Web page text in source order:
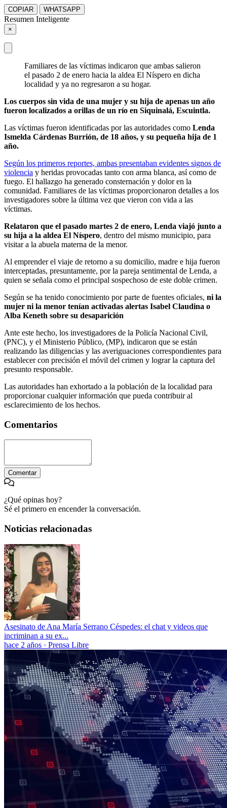
COPIAR WHATSAPP
Resumen Inteligente
×
Familiares de las víctimas indicaron que ambas salieron
el pasado 2 de enero hacia la aldea El Níspero en dicha
localidad y ya no regresaron a su hogar.
Los cuerpos sin vida de una mujer y su hija de apenas un año
fueron localizados a orillas de un río en Siquinalá, Escuintla.
Las víctimas fueron identificadas por las autoridades como Lenda
Ismelda Cárdenas Burrión, de 18 años, y su pequeña hija de 1
año.
Según los primeros reportes, ambas presentaban evidentes signos de
violencia y heridas provocadas tanto con arma blanca, así como de
fuego. El hallazgo ha generado consternación y dolor en la
comunidad. Familiares de las víctimas proporcionaron detalles a los
investigadores sobre la última vez que vieron con vida a las
víctimas.
Relataron que el pasado martes 2 de enero, Lenda viajó junto a
su hija a la aldea El Níspero, dentro del mismo municipio, para
visitar a la abuela materna de la menor.
Al emprender el viaje de retorno a su domicilio, madre e hija fueron
interceptadas, presuntamente, por la pareja sentimental de Lenda, a
quien se señala como el principal sospechoso de este doble crimen.
Según se ha tenido conocimiento por parte de fuentes oficiales, ni la
mujer ni la menor tenían activadas alertas Isabel Claudina o
Alba Keneth sobre su desaparición
Ante este hecho, los investigadores de la Policía Nacional Civil,
(PNC), y el Ministerio Público, (MP), indicaron que se están
realizando las diligencias y las averiguaciones correspondientes para
establecer con precisión el móvil del crimen y lograr la captura del
presunto responsable.
Las autoridades han exhortado a la población de la localidad para
proporcionar cualquier información que pueda contribuir al
esclarecimiento de los hechos.
Comentarios
Comentar
¿Qué opinas hoy?
Sé el primero en encender la conversación.
Noticias relacionadas
Asesinato de Ana María Serrano Céspedes: el chat y videos que
incriminan a su ex...
hace 2 años · Prensa Libre